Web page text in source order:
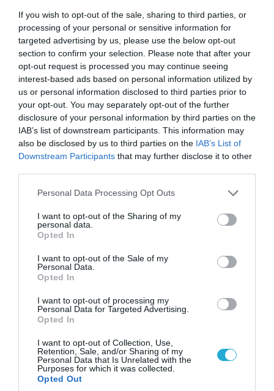
If you wish to opt-out of the sale, sharing to third parties, or
processing of your personal or sensitive information for
targeted advertising by us, please use the below opt-out
section to confirm your selection. Please note that after your
opt-out request is processed you may continue seeing
interest-based ads based on personal information utilized by
us or personal information disclosed to third parties prior to
your opt-out. You may separately opt-out of the further
disclosure of your personal information by third parties on the
IAB’s list of downstream participants. This information may
also be disclosed by us to third parties on the IAB’s List of
Downstream Participants that may further disclose it to other
Please note that this website/app uses one or more Google
not limited to your visit or usage behaviour. You may click to
grant or deny consent to Google and its third-party tags to
use your data for below specified purposes in below Google
consent section.
Personal Data Processing Opt Outs
I want to opt-out of the Sharing of my
personal data.
Opted In
I want to opt-out of the Sale of my
Personal Data.
Opted In
I want to opt-out of processing my
Personal Data for Targeted Advertising.
Opted In
I want to opt-out of Collection, Use,
Retention, Sale, and/or Sharing of my
Personal Data that Is Unrelated with the
Purposes for which it was collected.
Opted Out
στο αεροδρόμιο του Σίδνεϊ –
Ένας τραυματίας (βίντεο)
09.08.2026
Το Ιράν ενεργοποιεί τα F-4
Phantom για βομβαρδισμούς: Τα
αμερικανικά μαχητικά σε
ετοιμότητα να χτυπήσουν
Αμερικανούς
09.08.2026
Η Τουρκία βάζει «φρένο» στα
πλοία από το Νοβοροσίσκ της
Ρωσίας – Για να πιέσει η Μόσχα
το Ιράν;
POPULAR 24H
08.08.2026 | 14:02
Η Τουρκία πουλάει στην Ουκρανία όλο το